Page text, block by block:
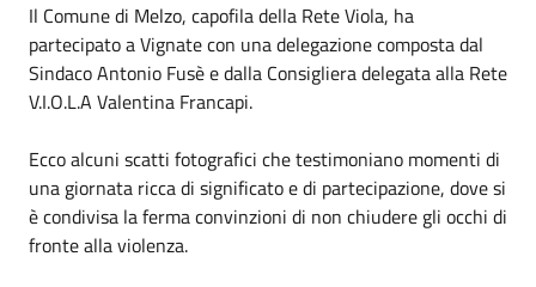
Il Comune di Melzo, capofila della Rete Viola, ha
partecipato a Vignate con una delegazione composta dal
Sindaco Antonio Fusè e dalla Consigliera delegata alla Rete
V.I.O.L.A Valentina Francapi.
Ecco alcuni scatti fotografici che testimoniano momenti di
una giornata ricca di significato e di partecipazione, dove si
è condivisa la ferma convinzioni di non chiudere gli occhi di
fronte alla violenza.